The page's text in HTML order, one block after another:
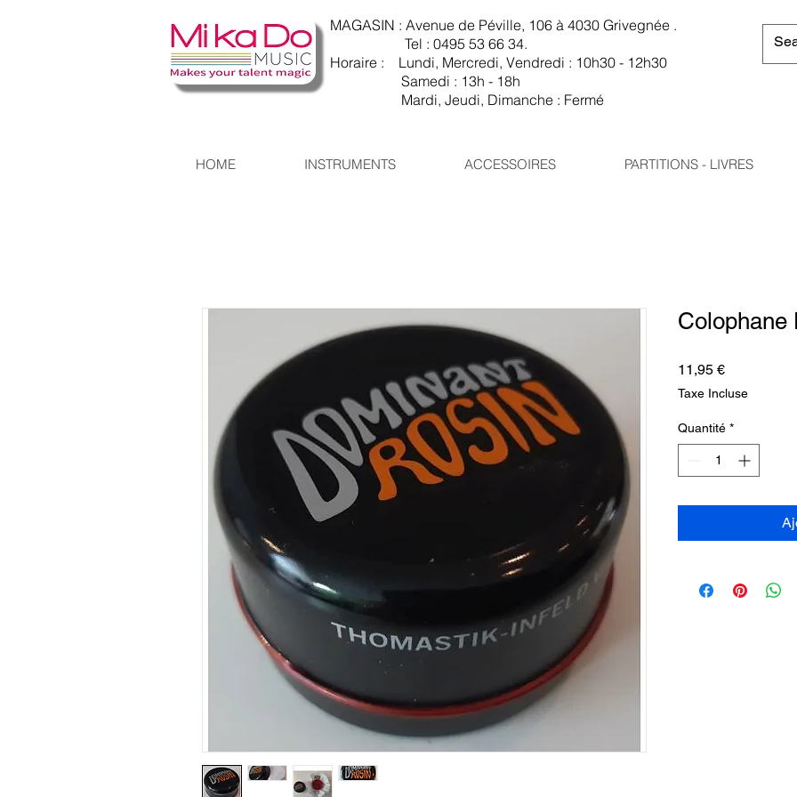
MAGASIN : Avenue de Péville, 106 à 4030 Grivegnée .
Tel : 0495 53 66 34.
Horaire : Lundi, Mercredi, Vendredi : 10h30 - 12h30
Samedi : 13h - 18h
Mardi, Jeudi, Dimanche : Fermé
HOME INSTRUMENTS ACCESSOIRES PARTITIONS - LIVRES
Colophane
11,95 €Prix
Taxe Incluse
Quantité *